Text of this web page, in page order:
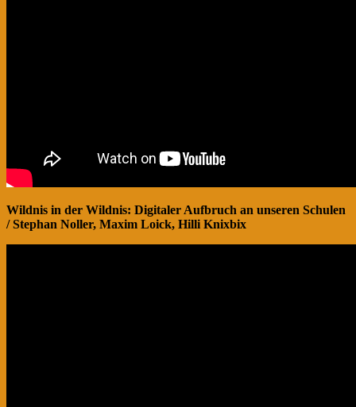
Wildnis in der Wildnis: Digitaler Aufbruch an unseren Schulen
/ Stephan Noller, Maxim Loick, Hilli Knixbix